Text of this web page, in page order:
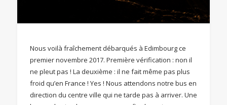
Nous voilà fraîchement débarqués à Edimbourg ce
premier novembre 2017. Première vérification : non il
ne pleut pas ! La deuxième : il ne fait même pas plus
froid qu’en France ! Yes ! Nous attendons notre bus en
direction du centre ville qui ne tarde pas à arriver. Une